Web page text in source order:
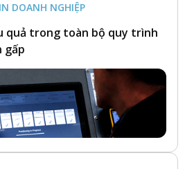
DOANH NGHIỆP
quả trong toàn bộ quy trình
gấp